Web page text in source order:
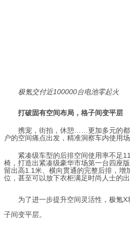
极氪交付近100000台电池零起火
打破固有空间布局，格子间变平层
携宠，街拍，休憩……更加多元的
户的空间痛点出发，精准洞察车内使用
紧凑级车型的后排空间使用率不足
椅，打造出紧凑级豪华市场第一台四座版
留出高1.1米、横向贯通的完整后排，
位，甚至可以放下衣柜满足时尚人士的出
为了进一步提升空间灵活性，极氪
子间变平层。